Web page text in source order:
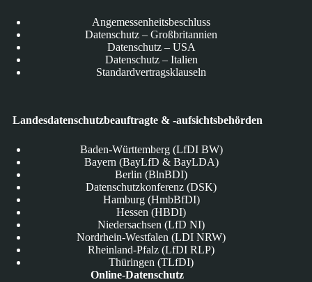
Angemessenheitsbeschluss
Datenschutz – Großbritannien
Datenschutz – USA
Datenschutz – Italien
Standardvertragsklauseln
Landesdatenschutzbeauftragte & -aufsichtsbehörden
Baden-Württemberg (LfDI BW)
Bayern (BayLfD & BayLDA)
Berlin (BlnBDI)
Datenschutzkonferenz (DSK)
Hamburg (HmbBfDI)
Hessen (HBDI)
Niedersachsen (LfD NI)
Nordrhein-Westfalen (LDI NRW)
Rheinland-Pfalz (LfDI RLP)
Thüringen (TLfDI)
Online-Datenschutz